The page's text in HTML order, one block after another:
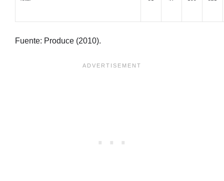
Fuente: Produce (2010).